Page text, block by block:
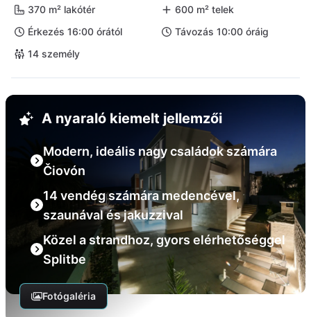
370 m² lakótér
600 m² telek
Érkezés 16:00 órától
Távozás 10:00 óráig
14 személy
A nyaraló kiemelt jellemzői
Modern, ideális nagy családok számára
Čiovón
14 vendég számára medencével,
szaunával és jakuzzival
Közel a strandhoz, gyors elérhetőséggel
Splitbe
Fotógaléria